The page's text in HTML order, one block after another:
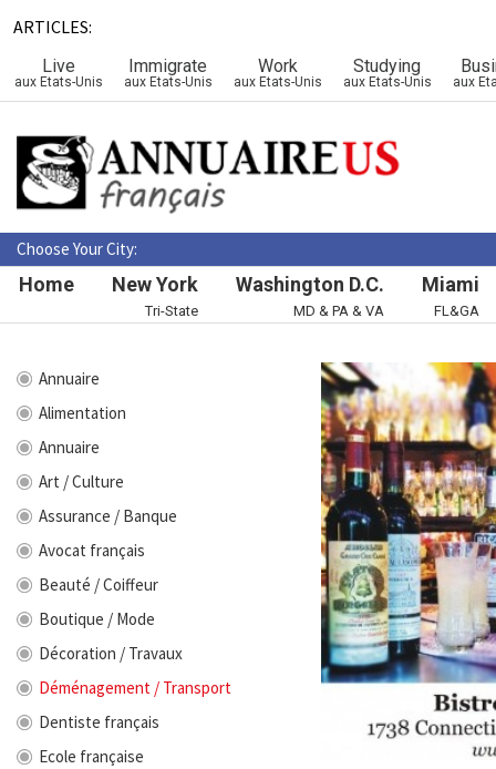
ARTICLES:
Live
aux Etats-Unis
Immigrate
aux Etats-Unis
Work
aux Etats-Unis
Studying
aux Etats-Unis aux
Choose Your City:
Home New York
Tri-State
Washington D.C.
MD & PA & VA
Miami
FL&GA
Annuaire
Alimentation
Annuaire
Art / Culture
Assurance / Banque
Avocat français
Beauté / Coiffeur
Boutique / Mode
Décoration / Travaux
Déménagement / Transport
Dentiste français
Ecole française